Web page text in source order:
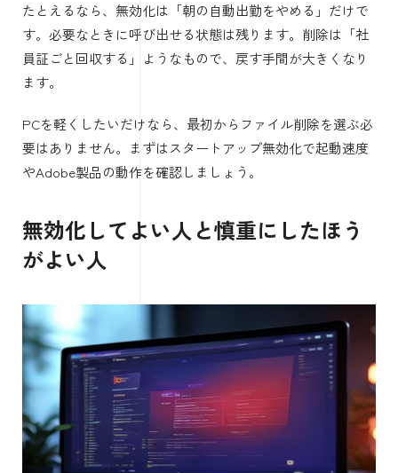
たとえるなら、無効化は「朝の自動出勤をやめる」だけで
す。必要なときに呼び出せる状態は残ります。削除は「社
員証ごと回収する」ようなもので、戻す手間が大きくなり
ます。
PCを軽くしたいだけなら、最初からファイル削除を選ぶ必
要はありません。まずはスタートアップ無効化で起動速度
やAdobe製品の動作を確認しましょう。
無効化してよい人と慎重にしたほう
がよい人